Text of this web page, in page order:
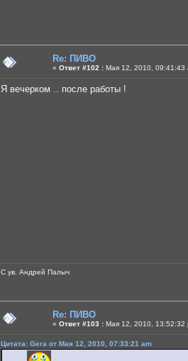
Re: ПИВО
« Ответ #102 : Мая 12, 2010, 09:41:43
Я вечерком .. после работы !
С ув. Андрей Палыч
Re: ПИВО
« Ответ #103 : Мая 12, 2010, 13:52:32
Цитата: Gera от Мая 12, 2010, 07:33:21 am